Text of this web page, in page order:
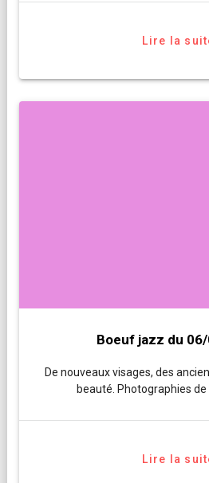
Lire la
Boeuf jazz du
De nouveaux visages, des
beauté. Photographies de
Lire la